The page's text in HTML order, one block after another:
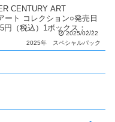
CENTURY ART
ート コレクション○発売日
（税込）1ボックス：
2025/02/22
2025年
スペシャルパック